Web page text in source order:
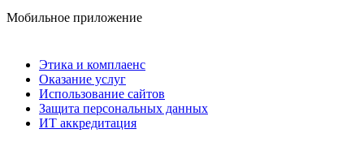
Мобильное приложение
Этика и комплаенс
Оказание услуг
Использование сайтов
Защита персональных данных
ИТ аккредитация